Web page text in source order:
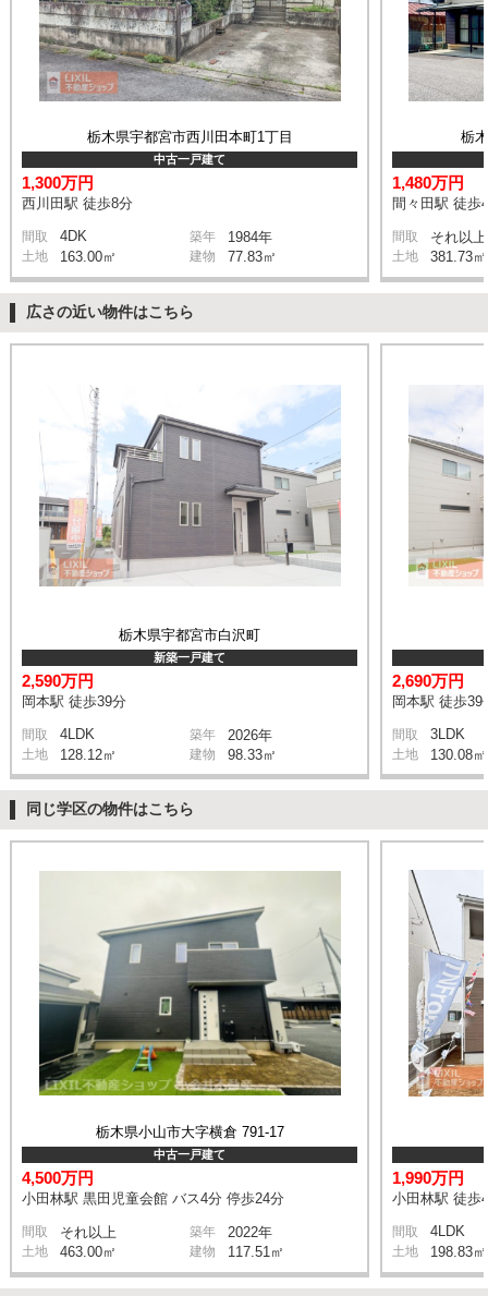
栃木県宇都宮市西川田本町1丁目
中古一戸建て
1,300万円
西川田駅 徒歩8分
間取 4DK 築年 1984年
土地 163.00㎡ 建物 77.83㎡
栃
1,480万円
間々田駅 徒歩
間取 それ以上
土地 381.73㎡
広さの近い物件はこちら
栃木県宇都宮市白沢町
新築一戸建て
2,590万円
岡本駅 徒歩39分
間取 4LDK 築年 2026年
土地 128.12㎡ 建物 98.33㎡
2,690万円
岡本駅 徒歩39
間取 3LDK
土地 130.08㎡
同じ学区の物件はこちら
栃木県小山市大字横倉 791-17
中古一戸建て
4,500万円
小田林駅 黒田児童会館 バス4分 停歩24分
間取 それ以上 築年 2022年
土地 463.00㎡ 建物 117.51㎡
1,990万円
小田林駅 徒歩
間取 4LDK
土地 198.83㎡